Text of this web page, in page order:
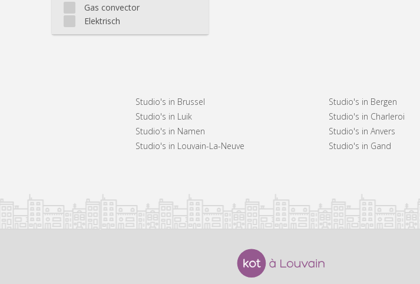
Gas convector
Elektrisch
Studio's in Brussel
Studio's in Luik
Studio's in Namen
Studio's in Louvain-La-Neuve
Studio's in Bergen
Studio's in Charleroi
Studio's in Anvers
Studio's in Gand